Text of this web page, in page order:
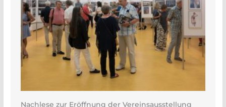
Nachlese zur Eröffnung der Vereinsausstellung